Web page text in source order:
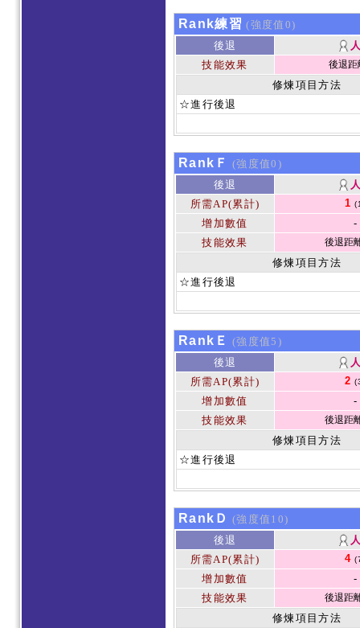
Rank練習 (強度值0)
後退
技能效果
後退距
修煉項目方法
☆進行後退
RankＦ
(強度值0)
後退
所需AP(累計)
1
增加數值
-
技能效果
後退距
修煉項目方法
☆進行後退
RankＥ
(強度值5)
後退
所需AP(累計)
2
增加數值
-
技能效果
後退距
修煉項目方法
☆進行後退
RankＤ
(強度值10)
後退
所需AP(累計)
4
增加數值
-
技能效果
後退距
修煉項目方法